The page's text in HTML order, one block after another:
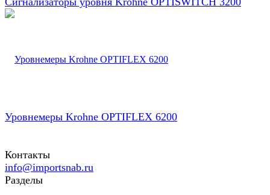
Уровнемеры Krohne OPTIFLEX 6200
Контакты
info@importsnab.ru
Разделы